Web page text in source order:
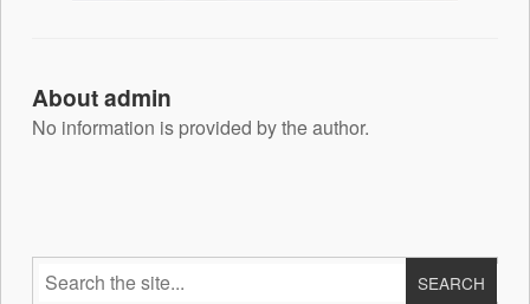
About admin
No information is provided by the author.